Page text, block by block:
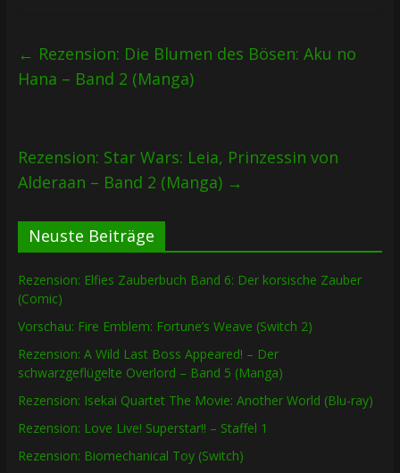
← Rezension: Die Blumen des Bösen: Aku no
Hana – Band 2 (Manga)
Rezension: Star Wars: Leia, Prinzessin von
Alderaan – Band 2 (Manga) →
Neuste Beiträge
Rezension: Elfies Zauberbuch Band 6: Der korsische Zauber
(Comic)
Vorschau: Fire Emblem: Fortune’s Weave (Switch 2)
Rezension: A Wild Last Boss Appeared! – Der
schwarzgeflügelte Overlord – Band 5 (Manga)
Rezension: Isekai Quartet The Movie: Another World (Blu-ray)
Rezension: Love Live! Superstar!! – Staffel 1
Rezension: Biomechanical Toy (Switch)